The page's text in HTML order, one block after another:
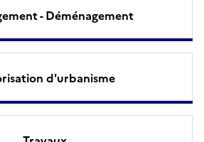
- Déménagement
d'urbanisme